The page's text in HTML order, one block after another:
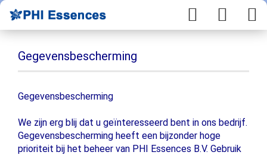
Gegevensbescherming
Gegevensbescherming
We zijn erg blij dat u geïnteresseerd bent in ons bedrijf.
Gegevensbescherming heeft een bijzonder hoge
prioriteit bij het beheer van PHI Essences B.V. Gebruik